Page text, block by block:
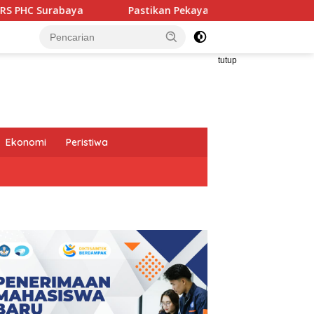
Pastikan Pekayanan Maksimal, Direksi Jasa Raharja
tutup
Ekonomi Peristiwa